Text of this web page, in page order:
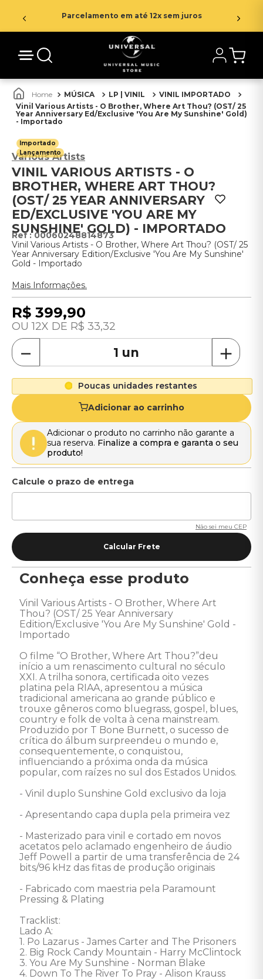
Parcelamento em até 12x sem juros
MÚSICA LP | VINIL
VINIL IMPORTADO
Vinil Various Artists - O Brother, Where Art Thou? (OST/ 25
Year Anniversary Ed/Exclusive 'You Are My Sunshine' Gold)
- Importado
Importado
Lançamento
Various Artists
VINIL VARIOUS ARTISTS - O
BROTHER, WHERE ART THOU?
(OST/ 25 YEAR ANNIVERSARY
ED/EXCLUSIVE 'YOU ARE MY
SUNSHINE' GOLD) - IMPORTADO
:00060248814873
Vinil Various Artists - O Brother, Where Art Thou? (OST/ 25
Year Anniversary Edition/Exclusive 'You Are My Sunshine'
Gold - Importado
Mais Informações.
R$ 399,90
12 R$ 33,32
＋
－
Poucas unidades restantes
Adicionar ao carrinho
Adicionar o produto no carrinho não garante a
sua reserva. Finalize a compra e garanta o seu
produto!
Não sei meu CEP
Conheça esse produto
Vinil Various Artists - O Brother, Where Art
Thou? (OST/ 25 Year Anniversary
Edition/Exclusive 'You Are My Sunshine' Gold -
Importado
O filme “O Brother, Where Art Thou?”deu
início a um renascimento cultural no século
XXI. A trilha sonora, certificada oito vezes
platina pela RIAA, apresentou a música
tradicional americana ao grande público e
trouxe gêneros como bluegrass, gospel, blues,
country e folk de volta à cena mainstream.
Produzido por T Bone Burnett, o sucesso de
crítica do álbum surpreendeu o mundo e,
consequentemente, o conquistou,
influenciando a próxima onda da música
popular, com raízes no sul dos Estados Unidos.
- Vinil duplo Sunshine Gold exclusivo da loja
- Apresentando capa dupla pela primeira vez
- Masterizado para vinil e cortado em novos
acetatos pelo aclamado engenheiro de áudio
Jeff Powell a partir de uma transferência de 24
bits/96 kHz das fitas de produção originais
- Fabricado com maestria pela Paramount
Pressing & Plating
Tracklist:
Lado A:
1. Po Lazarus - James Carter and The Prisoners
2. Big Rock Candy Mountain - Harry McClintock
3. You Are My Sunshine - Norman Blake
4. Down To The River To Pray - Alison Krauss